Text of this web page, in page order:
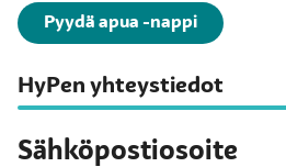
Pyydä apua -nappi
HyPen yhteystiedot
Sähköpostiosoite